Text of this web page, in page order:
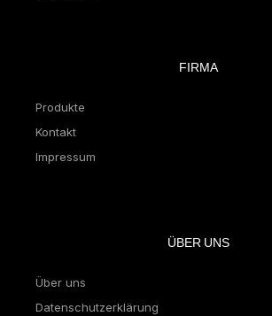
FIRMA
Produkte
Kontakt
Impressum
ÜBER UNS
Über uns
Datenschutzerklärung